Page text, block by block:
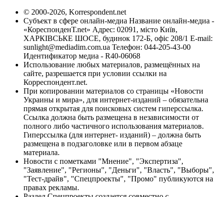
© 2000-2026, Korrespondent.net
Субъект в сфере онлайн-медиа Название онлайн-медиа -
«КореспонденТ.net» Адрес: 02091, місто Київ,
ХАРКІВСЬКЕ ШОСЕ, будинок 172-Б, офіс 208/1 E-mail:
sunlight@mediadim.com.ua Телефон: 044-205-43-00
Идентификатор медиа - R40-06068
Использование любых материалов, размещённых на
сайте, разрешается при условии ссылки на
Корреспондент.net.
При копировании материалов со страницы «Новости
Украины и мира», для интернет-изданий – обязательна
прямая открытая для поисковых систем гиперссылка.
Ссылка должна быть размещена в независимости от
полного либо частичного использования материалов.
Гиперссылка (для интернет- изданий) – должна быть
размещена в подзаголовке или в первом абзаце
материала.
Новости с пометками "Мнение", "Экспертиза",
"Заявление", "Регионы", "Деньги", "Власть", "Выборы",
"Тест-драйв", "Спецпроекты", "Промо" публикуются на
правах рекламы.